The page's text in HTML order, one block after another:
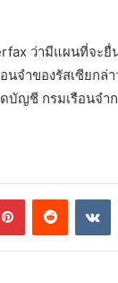
ว่ามีแผนที่จะ
นจำของรัสเซียก
ชี กรมเรือนจำก
PinterestReddit